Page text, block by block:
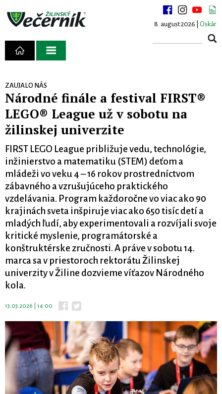
8. august 2026 | Oskár
ZAUJALO NÁS
Národné finále a festival FIRST®
LEGO® League už v sobotu na
žilinskej univerzite
FIRST LEGO League približuje vedu, technológie,
inžinierstvo a matematiku (STEM) deťom a
mládeži vo veku 4 – 16 rokov prostredníctvom
zábavného a vzrušujúceho praktického
vzdelávania. Program každoročne vo viac ako 90
krajinách sveta inšpiruje viac ako 650 tisíc detí a
mladých ľudí, aby experimentovali a rozvíjali svoje
kritické myslenie, programátorské a
konštruktérske zručnosti. A práve v sobotu 14.
marca sa v priestoroch rektorátu Žilinskej
univerzity v Žiline dozvieme víťazov Národného
kola.
13.03.2026 | 14:00